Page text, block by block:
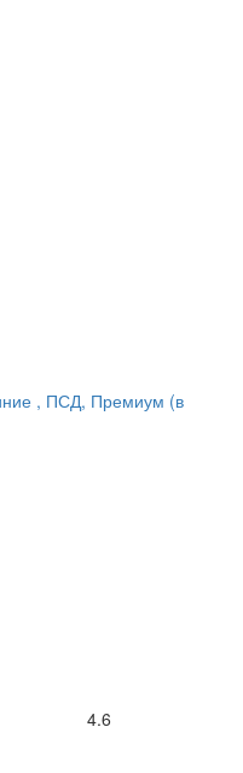
, ПСД, Премиум (в
4.6